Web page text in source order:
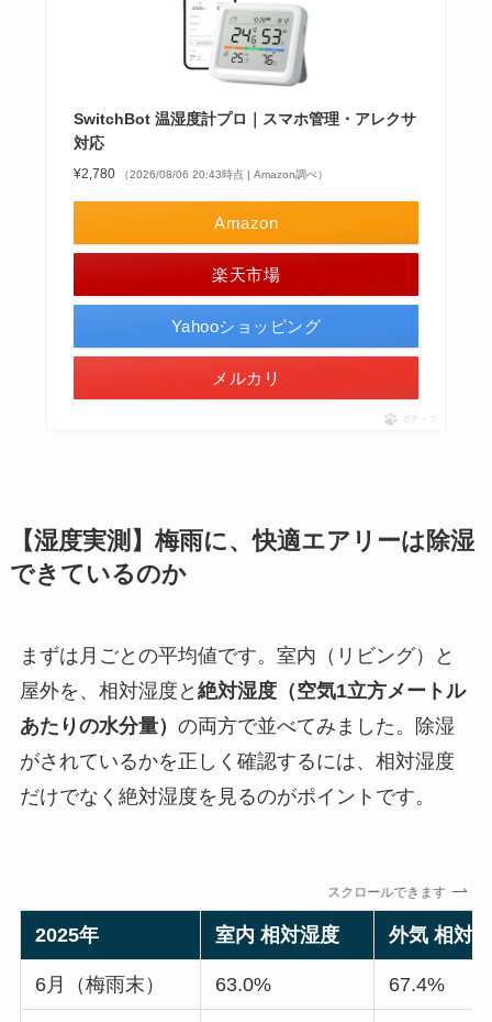
SwitchBot 温湿度計プロ｜スマホ管理・アレクサ
対応
¥2,780 （2026/08/06 20:43時点 | Amazon調べ）
Amazon
楽天市場
Yahooショッピング
メルカリ
ポチップ
【湿度実測】梅雨に、快適エアリーは除湿
できているのか
まずは月ごとの平均値です。室内（リビング）と
屋外を、相対湿度と 絶対湿度（空気1立方メートル
あたりの水分量） の両方で並べてみました。除湿
がされているかを正しく確認するには、相対湿度
だけでなく絶対湿度を見るのがポイントです。
スクロールできます
2025年 室内 相対湿度 外気 相対
6月（梅雨末） 63.0% 67.4%